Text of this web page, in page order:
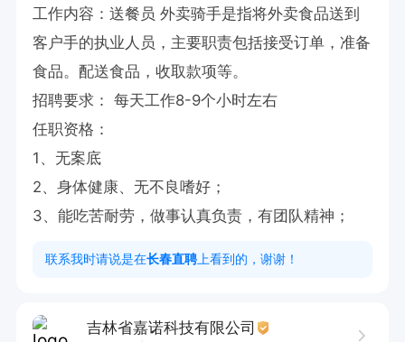
工作内容：送餐员 外卖骑手是指将外卖食品送到
客户手的执业人员，主要职责包括接受订单，准备
食品。配送食品，收取款项等。
招聘要求： 每天工作8-9个小时左右
任职资格：
1、无案底
2、身体健康、无不良嗜好；
3、能吃苦耐劳，做事认真负责，有团队精神；
联系我时请说是在长春直聘 上看到的，谢谢！
吉林省嘉诺科技有限公司